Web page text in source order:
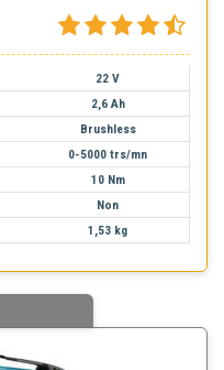
22 V
2,6 Ah
Brushless
0-5000 trs/mn
10 Nm
Non
1,53 kg